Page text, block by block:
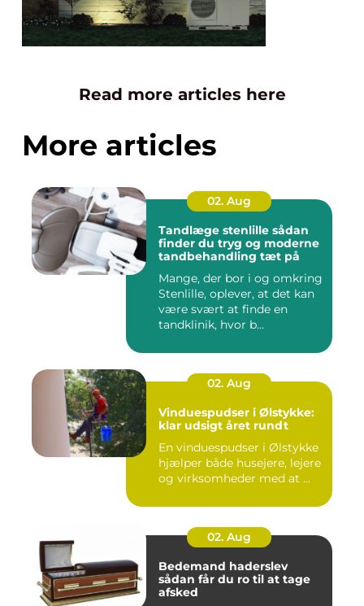
Read more articles here
More articles
02. Aug
Tandlæge stenlille sådan
finder du tryg og moderne
tandbehandling tæt på
Mange, der bor i og omkring
Stenlille, oplever, at det kan
være svært at finde en
tandklinik, hvor b...
02. Aug
Vinduespudser i Ølstykke:
klar udsigt året rundt
En vinduespudser i Ølstykke
hjælper både husejere, lejere
og virksomheder med at ...
02. Aug
Bedemand haderslev
sådan får du ro til at tage
afsked